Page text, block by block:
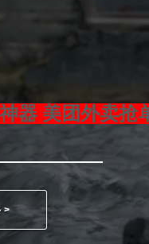
器 美团外卖抢
>